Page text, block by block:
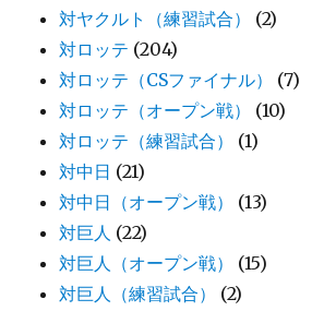
対ヤクルト（練習試合）
(2)
対ロッテ (204)
対ロッテ（CSファイナル）
(7)
対ロッテ（オープン戦）
(10)
対ロッテ（練習試合）
(1)
対中日 (21)
対中日（オープン戦）
(13)
対巨人 (22)
対巨人（オープン戦）
(15)
対巨人（練習試合）
(2)